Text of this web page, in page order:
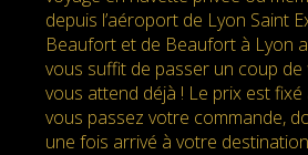
depuis l’aéroport de Lyon Saint
Beaufort et de Beaufort à Lyon
vous suffit de passer un coup
vous attend déjà ! Le prix est
vous passez votre commande,
une fois arrivé à votre